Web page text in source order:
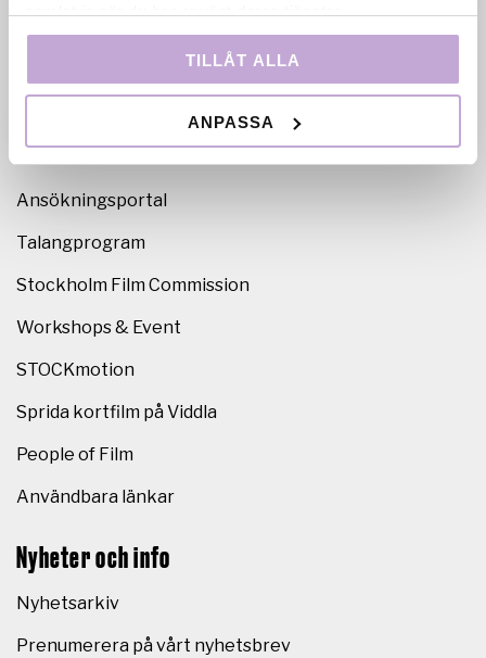
samlat in när du har använt deras tjänster.
TILLÅT ALLA
ANPASSA
Snabblänkar
Ansökningsportal
Talangprogram
Stockholm Film Commission
Workshops & Event
STOCKmotion
Sprida kortfilm på Viddla
People of Film
Användbara länkar
Nyheter och info
Nyhetsarkiv
Prenumerera på vårt nyhetsbrev